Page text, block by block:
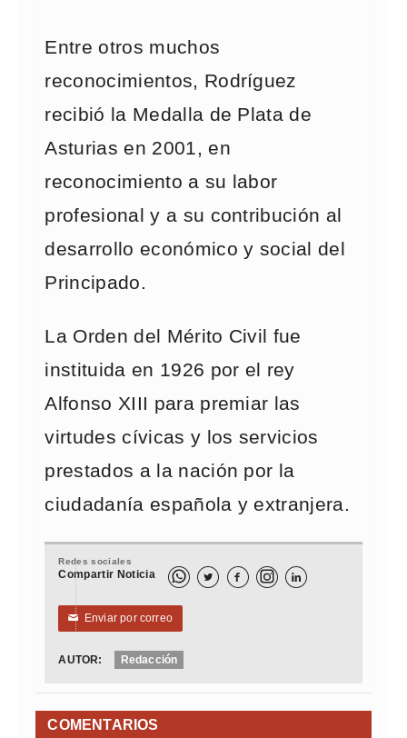
Entre otros muchos
reconocimientos, Rodríguez
recibió la Medalla de Plata de
Asturias en 2001, en
reconocimiento a su labor
profesional y a su contribución al
desarrollo económico y social del
Principado.
La Orden del Mérito Civil fue
instituida en 1926 por el rey
Alfonso XIII para premiar las
virtudes cívicas y los servicios
prestados a la nación por la
ciudadanía española y extranjera.
Redes sociales
Compartir Noticia   
✉ Enviar por correo
AUTOR: Redacción
COMENTARIOS